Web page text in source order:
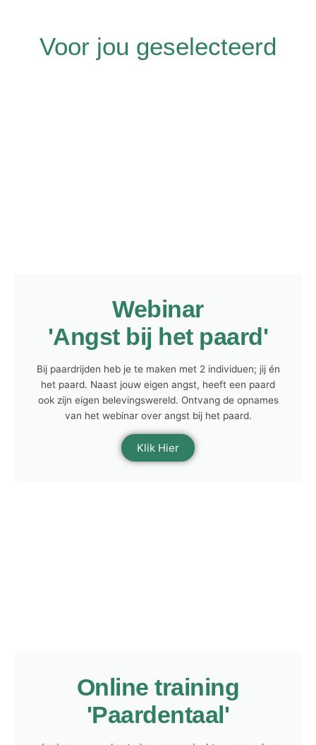
Voor jou geselecteerd
Webinar
'Angst bij het paard'
Bij paardrijden heb je te maken met 2 individuen; jij én
het paard. Naast jouw eigen angst, heeft een paard
ook zijn eigen belevingswereld. Ontvang de opnames
van het webinar over angst bij het paard.
Klik Hier
Online training
'Paardentaal'